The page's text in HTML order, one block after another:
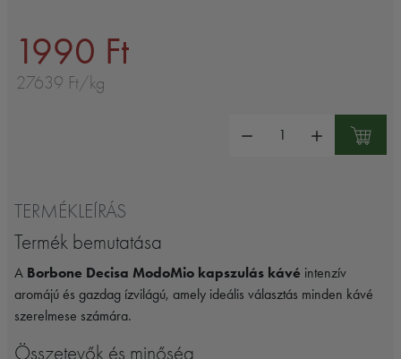
1990 Ft
27639 Ft/kg
TERMÉKLEÍRÁS
Termék bemutatása
A Borbone Decisa ModoMio kapszulás kávé intenzív
aromájú és gazdag ízvilágú, amely ideális választás minden kávé
szerelmese számára.
Összetevők és minőség